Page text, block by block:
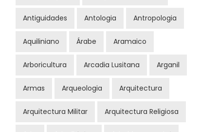
Antiguidades Antologia Antropologia
Aquiliniano Árabe Aramaico
Arboricultura Arcadia Lusitana Arganil
Armas Arqueologia Arquitectura
Arquitectura Militar Arquitectura Religiosa